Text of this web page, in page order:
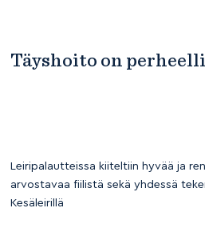
Täyshoito on
Leiripalautteissa kiiteltiin hyvää ja
arvostavaa fiilistä sekä yhdessä
Kesäleirillä